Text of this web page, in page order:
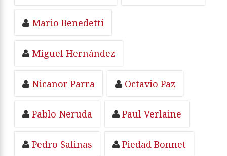
Mario Benedetti
Miguel Hernández
Nicanor Parra Octavio Paz
Pablo Neruda Paul Verlaine
Pedro Salinas Piedad Bonnet